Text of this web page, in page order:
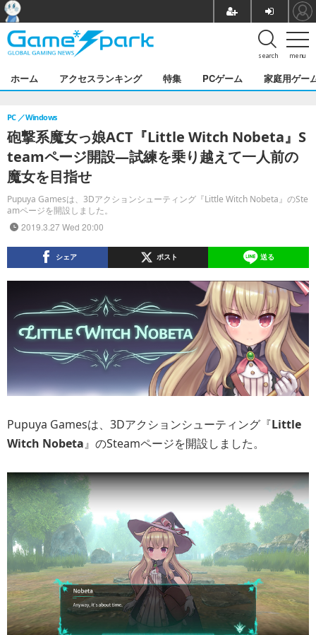
menu
search
ホーム アクセスランキング 特集 PCゲーム 家庭用ゲー
砲撃系魔女っ娘ACT『Little Witch Nobeta』S
teamページ開設―試練を乗り越えて一人前の
魔女を目指せ
Pupuya Gamesは、3Dアクションシューティング『Little Witch Nobeta』のSte
amページを開設しました。
PC Windows
2019.3.27 Wed 20:00
シェア ポスト 送る
Pupuya Gamesは、3Dアクションシューティング『Little
Witch Nobeta』のSteamページを開設しました。